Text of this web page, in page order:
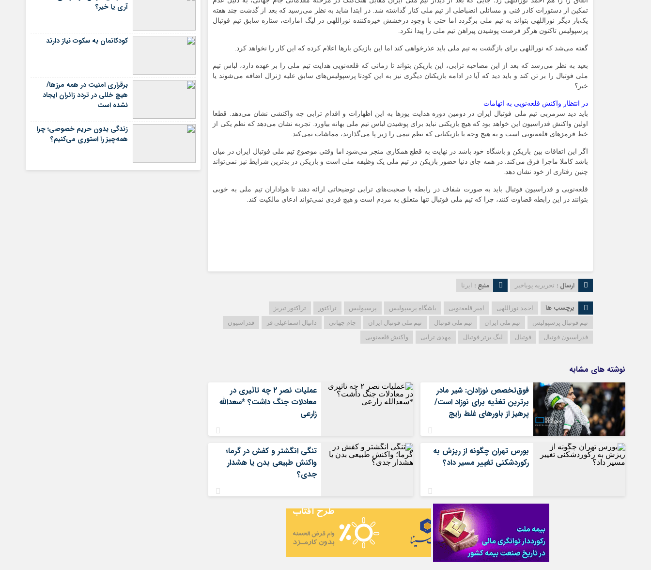
تمکین از دستورات کادر فنی و مسائلی انضباطی از تیم ملی کنار گذاشته شد. در ابتدا شاید به نظر می‌رسید که بعد از گذشت چند هفته
یک‌بار دیگر نوراللهی بتواند به تیم ملی برگردد اما حتی با وجود درخشش خیره‌کننده نوراللهی در لیگ امارات، ستاره سابق تیم فوتبال
پرسپولیس تاکنون هرگز فرصت پوشیدن پیراهن تیم ملی را پیدا نکرد.
گفته می‌شد که نوراللهی برای بازگشت به تیم ملی باید عذرخواهی کند اما این بازیکن بارها اعلام کرده که این کار را نخواهد کرد.
بعید به نظر می‌رسد که بعد از این مصاحبه ترابی، این بازیکن بتواند تا زمانی که قلعه‌نویی هدایت تیم ملی را بر عهده دارد، لباس تیم
ملی فوتبال را بر تن کند و باید دید که آیا در ادامه بازیکنان دیگری نیز به این کودتا پرسپولیس‌های سابق علیه ژنرال اضافه می‌شوند یا
خیر؟
در انتظار واکنش قلعه‌نویی به اتهامات
باید دید سرمربی تیم ملی فوتبال ایران در دومین دوره هدایت یوزها به این اظهارات و اقدام ترابی چه واکنشی نشان می‌دهد. قطعا
اولین واکنش فدراسیون این خواهد بود که هیچ بازیکنی نباید برای پوشیدن لباس تیم ملی بهانه بیاورد. تجربه نشان می‌دهد که نظم یکی از
خط قرمزهای قلعه‌نویی است و به هیچ وجه با بازیکنانی که نظم تیمی را زیر پا می‌گذارند، مماشات نمی‌کند.
اگر این اتفاقات بین بازیکن و باشگاه خود باشد در نهایت به قطع همکاری منجر می‌شود اما وقتی موضوع تیم ملی فوتبال ایران در میان
باشد کاملا ماجرا فرق می‌کند. در همه جای دنیا حضور بازیکن در تیم ملی یک وظیفه ملی است و بازیکن در بدترین شرایط نیز نمی‌تواند
چنین رفتاری از خود نشان دهد.
قلعه‌نویی و فدراسیون فوتبال باید به صورت شفاف در رابطه با صحبت‌های ترابی توضیحاتی ارائه دهند تا هواداران تیم ملی به خوبی
بتوانند در این رابطه قضاوت کنند، چرا که تیم ملی فوتبال تنها متعلق به مردم است و هیچ فردی نمی‌تواند ادعای مالکیت کند.
ارسال : تحریریه پویاخبر منبع : ایرنا
برچسب ها احمد نوراللهی امیر قلعه‌نویی باشگاه پرسپولیس پرسپولیس تراکتور
تراکتور تبریز
تیم فوتبال پرسپولیس
تیم ملی ایران تیم ملی فوتبال تیم ملی فوتبال ایران جام جهانی دانیال اسماعیلی فر
فدراسیون
فدراسیون فوتبال
فوتبال لیگ برتر فوتبال مهدی ترابی واکنش قلعه‌نویی
نوشته های مشابه
فوق‌تخصص نوزادان: شیر مادر
برترین تغذیه برای نوزاد است/
پرهیز از باورهای غلط رایج
عملیات نصر ۲ چه تاثیری در
معادلات جنگ داشت؟ *سعدالله
زارعی
بورس تهران چگونه از ریزش به
رکوردشکنی تغییر مسیر داد؟
تنگی انگشتر و کفش در گرما؛
واکنش طبیعی بدن یا هشدار
جدی؟
آری یا خیر؟
کودکانمان به سکوت نیاز دارند
برقراری امنیت در همه مرزها/
هیچ‌ خللی در تردد زائران ایجاد
نشده است
زندگی بدون حریم خصوصی؛ چرا
همه‌چیز را استوری می‌کنیم؟